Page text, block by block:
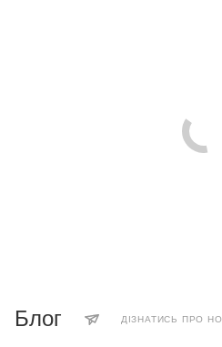
Блог ДІЗНАТИСЬ ПРО